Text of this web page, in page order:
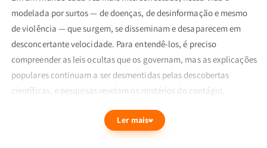
modelada por surtos — de doenças, de desinformação e mesmo
de violência — que surgem, se disseminam e desaparecem em
desconcertante velocidade. Para entendê-los, é preciso
compreender as leis ocultas que os governam, mas as explicações
populares continuam a ser desmentidas pelas descobertas
científicas, e pesquisas revelam os mistérios do contágio,
Ler mais